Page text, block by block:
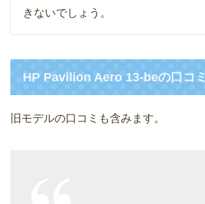
きないでしょう。
HP Pavilion Aero 13-beの口コミ
旧モデルの口コミも含みます。